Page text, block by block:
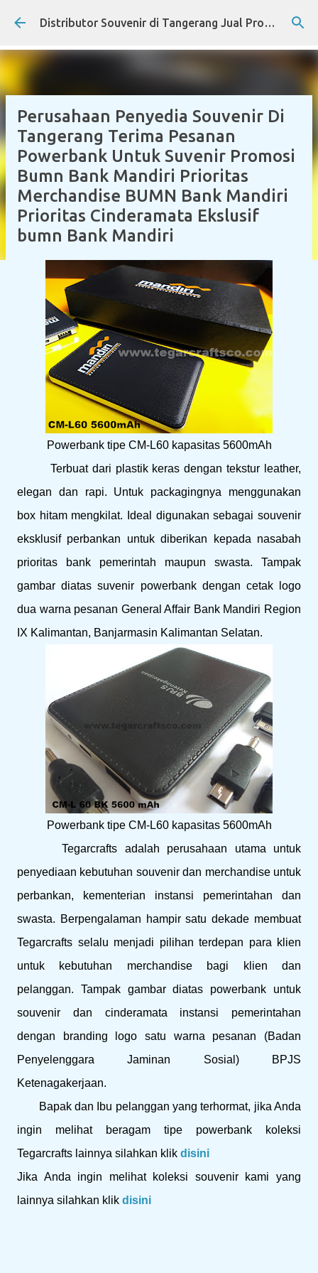
Skip to main content Distributor Souvenir di Tangerang Jual Produk Promosi Eksklusif Corporate dan Instansi Pemerintah
Perusahaan Penyedia Souvenir Di
Tangerang Terima Pesanan
Powerbank Untuk Suvenir Promosi
Bumn Bank Mandiri Prioritas
Merchandise BUMN Bank Mandiri
Prioritas Cinderamata Ekslusif
bumn Bank Mandiri
Powerbank tipe CM-L60 kapasitas 5600mAh
Terbuat dari plastik keras dengan tekstur leather,
elegan dan rapi. Untuk packagingnya menggunakan
box hitam mengkilat. Ideal digunakan sebagai souvenir
eksklusif perbankan untuk diberikan kepada nasabah
prioritas bank pemerintah maupun swasta. Tampak
gambar diatas suvenir powerbank dengan cetak logo
dua warna pesanan General Affair Bank Mandiri Region
IX Kalimantan, Banjarmasin Kalimantan Selatan.
Powerbank tipe CM-L60 kapasitas 5600mAh
Tegarcrafts adalah perusahaan utama untuk
penyediaan kebutuhan souvenir dan merchandise untuk
perbankan, kementerian instansi pemerintahan dan
swasta. Berpengalaman hampir satu dekade membuat
Tegarcrafts selalu menjadi pilihan terdepan para klien
untuk kebutuhan merchandise bagi klien dan
pelanggan. Tampak gambar diatas powerbank untuk
souvenir dan cinderamata instansi pemerintahan
dengan branding logo satu warna pesanan (Badan
Penyelenggara Jaminan Sosial) BPJS
Ketenagakerjaan.
Bapak dan Ibu pelanggan yang terhormat, jika Anda
ingin melihat beragam tipe powerbank koleksi
Tegarcrafts lainnya silahkan klik disini
Jika Anda ingin melihat koleksi souvenir kami yang
lainnya silahkan klik disini